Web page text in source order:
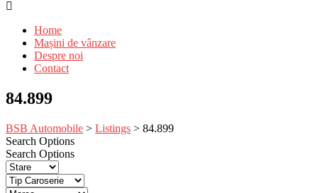
Home
Mașini de vânzare
Despre noi
Contact
84.899
BSB Automobile > Listings > 84.899
Search Options
Search Options